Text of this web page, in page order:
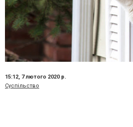
15:12, 7 лютого 2020 р.
Суспільство